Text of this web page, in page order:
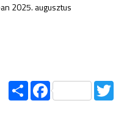
2025. augusztus
ShareFacebook